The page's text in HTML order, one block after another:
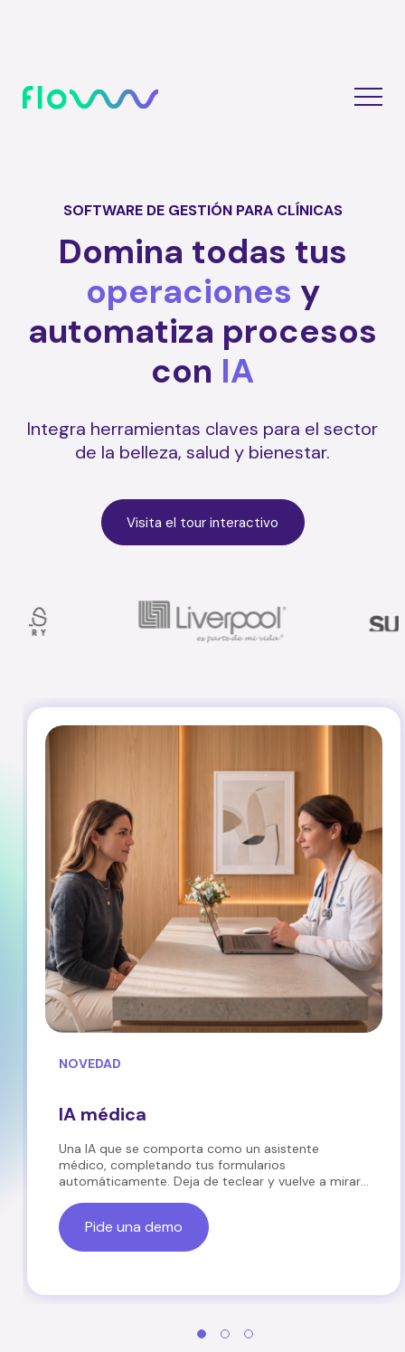
SOFTWARE DE GESTIÓN PARA CLÍNICAS
Domina todas tus
operaciones y
automatiza procesos
con IA
Integra herramientas claves para el sector
de la belleza, salud y bienestar.
Visita el tour interactivo
NOVEDAD
IA médica
Una IA que se comporta como un asistente
médico, completando tus formularios
automáticamente. Deja de teclear y vuelve a mirar
Pide una demo